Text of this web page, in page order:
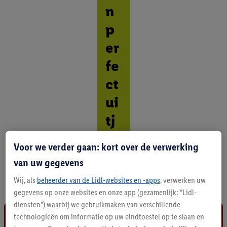
n
p
er
fe
ct
ui
tj
t
k
a
Voor we verder gaan: kort over de verwerking
van uw gegevens
Wij, als beheerder van de Lidl-websites en -apps, verwerken uw
gegevens op onze websites en onze app (gezamenlijk: “Lidl-
diensten”) waarbij we gebruikmaken van verschillende
technologieën om informatie op uw eindtoestel op te slaan en